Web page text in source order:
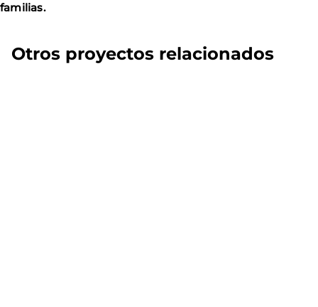
familias.
Otros proyectos relacionados